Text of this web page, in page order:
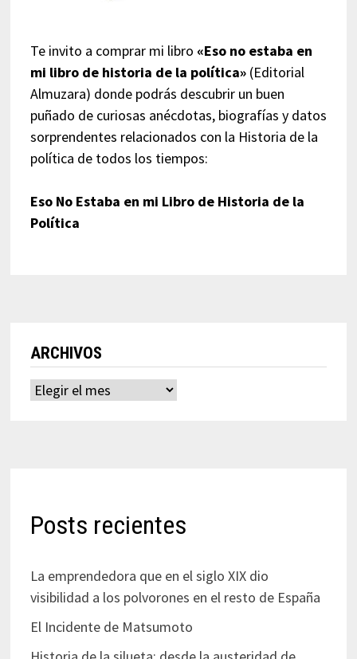
Te invito a comprar mi libro «Eso no estaba en
mi libro de historia de la política»(Editorial
Almuzara) donde podrás descubrir un buen
puñado de curiosas anécdotas, biografías y datos
sorprendentes relacionados con la Historia de la
política de todos los tiempos:
Eso No Estaba en mi Libro de Historia de la
Política
ARCHIVOS
Archivos
Posts recientes
La emprendedora que en el siglo XIX dio
visibilidad a los polvorones en el resto de España
El Incidente de Matsumoto